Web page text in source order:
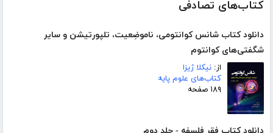
کتاب‌های تصادفی
دانلود کتاب شانس کوانتومی، ناموضِعیت، تلپورتیشن و سایر
شگفتی‌های کوانتوم
از: نیکلا ژیزا
کتاب‌های علوم پایه
۱۸۹ صفحه